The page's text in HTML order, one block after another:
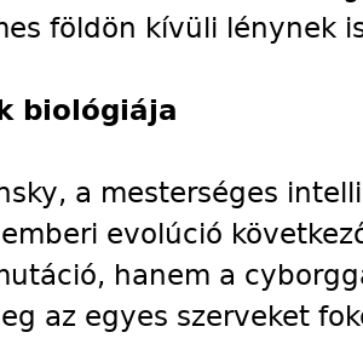
földön kívüli lénynek
biológiája
a mesterséges
evolúció
hanem a
az egyes szerveket